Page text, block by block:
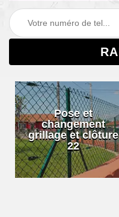
Pose et
changement
grillage et clôture
22